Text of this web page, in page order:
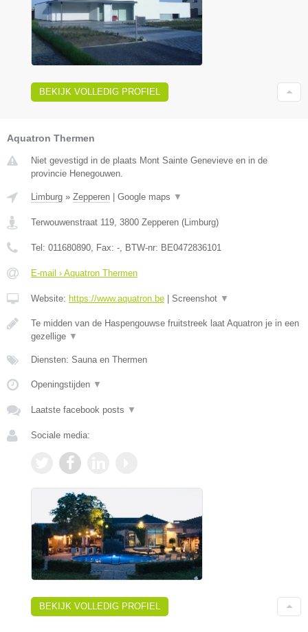
BEKIJK VOLLEDIG PROFIEL
Aquatron Thermen
Niet gevestigd in de plaats Mont Sainte Genevieve en in de
provincie Henegouwen.
Limburg » Zepperen Google maps ▼
Terwouwenstraat 119, 3800 Zepperen (Limburg)
Tel: 011680890, Fax: -, BTW-nr: BE0472836101
E-mail › Aquatron Thermen
Website: https://www.aquatron.be Screenshot ▼
Te midden van de Haspengouwse fruitstreek laat Aquatron je in een
gezellige ▼
Diensten: Sauna en Thermen
Openingstijden ▼
Laatste facebook posts ▼
Sociale media:
BEKIJK VOLLEDIG PROFIEL